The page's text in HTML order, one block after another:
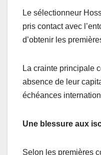
Le sélectionneur
pris contact avec
d’obtenir les
La crainte principale
absence de leur
échéances
Une blessure aux
Selon les premières